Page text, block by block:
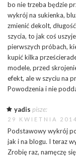
bo nie trzeba będzie
wykrój na sukienka,
zmienić dekolt,
szycia, to jak coś
pierwszych próbach,
kupić kilka
modele, przed
efekt, ale w szyciu na
Powodzenia i nie
yadis pisze:
29 KWIETNIA
Podstawowy wykrój
jak i na blogu. I teraz
Zrobię raz, namęczę